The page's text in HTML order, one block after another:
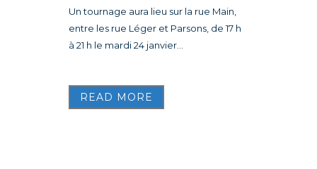
Un tournage aura lieu sur la rue Main,
entre les rue Léger et Parsons, de 17 h
à 21 h le mardi 24 janvier...
READ MORE